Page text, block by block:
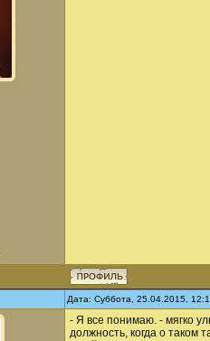
Дата: Суббота, 25.04.2015,
- Я все понимаю. - мягко
должность, когда о таком